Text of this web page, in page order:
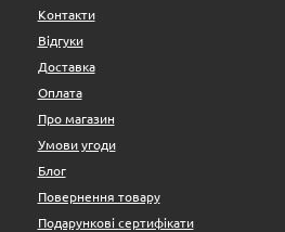
Контакти
Відгуки
Доставка
Оплата
Про магазин
Умови угоди
Блог
Повернення товару
Подарункові сертифікати